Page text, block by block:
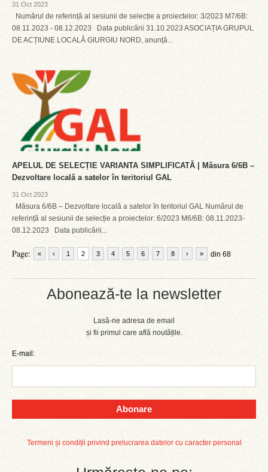
Abonează-te la newsletter
Lasă-ne adresa de email
și fii primul care află noutățile.
E-mail:
Abonare
Termeni și condiții privind prelucrarea datelor cu caracter personal
31 Oct 2023
Numărul de referință al sesiunii de selecție a proiectelor: 3/2023 M7/6B:
08.11.2023 - 08.12.2023 Data publicării 31.10.2023 ASOCIAȚIA GRUPUL
DE ACȚIUNE LOCALĂ GIURGIU NORD, anunță...
APELUL DE SELECȚIE VARIANTA SIMPLIFICATĂ | Măsura 6/6B –
Dezvoltare locală a satelor în teritoriul GAL
31 Oct 2023
Măsura 6/6B – Dezvoltare locală a satelor în teritoriul GAL Numărul de
referință al sesiunii de selecție a proiectelor: 6/2023 M6/6B: 08.11.2023-
08.12.2023 Data publicării...
Page: « ‹ 1 2 3 4 5 6 7 8 din 68
› »